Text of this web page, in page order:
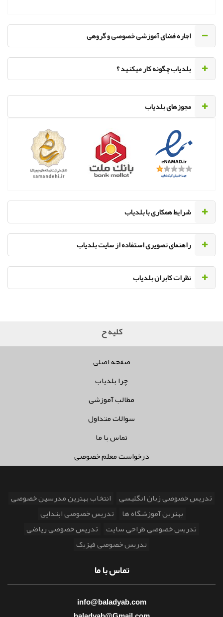
اجاره فضای آموزشی خصوصی و گروهی
‌بلدیاب چگونه کار میکنید ؟
مجوزهای بلدیاب
‌شرایط همکاری با بلدیاب
راهنمای تصویری استفاده از سایت بلدیاب
نظرات کابران بلدیاب
کلیه حقوق مر
صفحه اصلی
چرا بلدیاب
مطالب آموزشی
سوالات متداول
تماس با ما
درخواست معلم خصوصی
تدریس خصوصی زبان انگلیسی انتخاب بهترین مدرسین خصوصی
بهترین آموزشگاه ها تدریس خصوصی ابتدایی
تدریس خصوصی طراحی سایت تدریس خصوصی ریاضی
تدریس خصوصی فیزیک
تماس با ما
info@baladyab.com